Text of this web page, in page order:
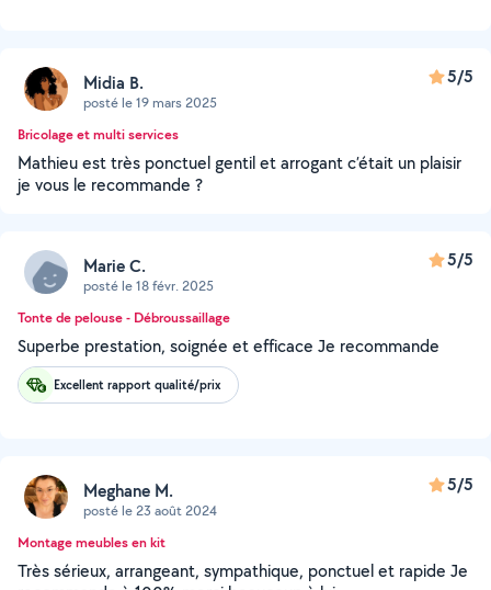
Midia B.
posté le 19 mars 2025
5/5
Bricolage et multi services
Mathieu est très ponctuel gentil et arrogant c’était un plaisir
je vous le recommande ?
Marie C.
posté le 18 févr. 2025
5/5
Tonte de pelouse - Débroussaillage
Superbe prestation, soignée et efficace Je recommande
Excellent rapport qualité/prix
Meghane M.
posté le 23 août 2024
5/5
Montage meubles en kit
Très sérieux, arrangeant, sympathique, ponctuel et rapide Je